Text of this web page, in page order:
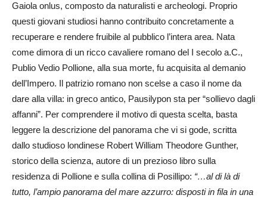
Gaiola onlus, composto da naturalisti e archeologi. Proprio
questi giovani studiosi hanno contribuito concretamente a
recuperare e rendere fruibile al pubblico l’intera area. Nata
come dimora di un ricco cavaliere romano del I secolo a.C.,
Publio Vedio Pollione, alla sua morte, fu acquisita al demanio
dell’Impero. Il patrizio romano non scelse a caso il nome da
dare alla villa: in greco antico, Pausilypon sta per “sollievo dagli
affanni”. Per comprendere il motivo di questa scelta, basta
leggere la descrizione del panorama che vi si gode, scritta
dallo studioso londinese Robert William Theodore Gunther,
storico della scienza, autore di un prezioso libro sulla
residenza di Pollione e sulla collina di Posillipo: “…al di là di
tutto, l’ampio panorama del mare azzurro: disposti in fila in una